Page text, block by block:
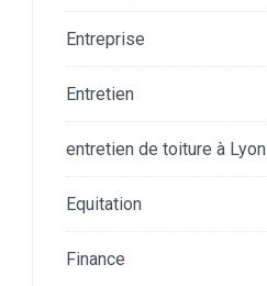
Entreprise
Entretien
entretien de toiture à Lyon
Equitation
Finance